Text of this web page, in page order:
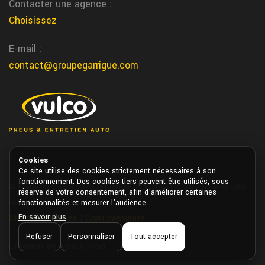
service
Nous realisons votre vidange moteur dans notre centre de St
jean de Vedas chez garrigue vulco
Maribon centre auto
Chez Garrigue Vulco notre centre auto de Maribon vous
accompagne pour tous vos besoins vehicule
st laurent les tours garage
Nous realisons la reparation de vos pneus directement a st
laurent les tours chez Garrigue Vulco
changement pneus vehicules services
publics au alentour de Tarbes
Garrigue Vulco Tarbes realise le changement de pneus pour les
vehicules de gendarmerie, pompiers ou services municipaux
Contacter une agence :
Choisissez
E-mail :
contact@groupegarrigue.com
© Copyright GROUPE GARRIGUE VULCO 2026. Tous droits
réservés.
Mentions légales
Création Be Aware Prod
Cookies
Ce site utilise des cookies strictement nécessaires à son
fonctionnement. Des cookies tiers peuvent être utilisés, sous
réserve de votre consentement, afin d’améliorer certaines
fonctionnalités et mesurer l’audience.
En savoir plus
Refuser
Personnaliser Tout accepter